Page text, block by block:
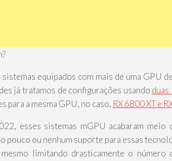
sistemas equipados com mais de uma GPU
já tratamos de configurações usando duas
para a mesma GPU, no caso, RX 6800 XT e
esses sistemas mGPU acabaram
pouco ou nenhum suporte para essas
limitando drasticamente o